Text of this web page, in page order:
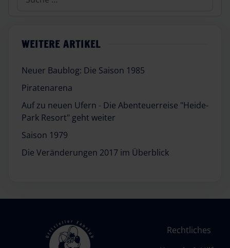
WEITERE ARTIKEL
Neuer Baublog: Die Saison 1985
Piratenarena
Auf zu neuen Ufern - Die Abenteuerreise "Heide-
Park Resort" geht weiter
Saison 1979
Die Veränderungen 2017 im Überblick
Rechtliches